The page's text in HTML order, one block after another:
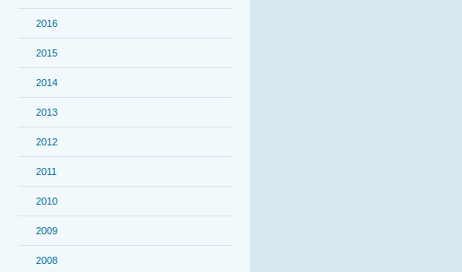
2016
2015
2014
2013
2012
2011
2010
2009
2008